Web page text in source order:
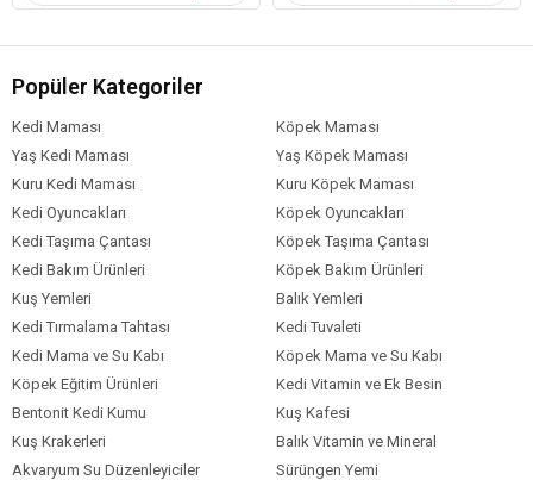
Popüler Kategoriler
Kedi Maması
Köpek Maması
Yaş Kedi Maması
Yaş Köpek Maması
Kuru Kedi Maması
Kuru Köpek Maması
Kedi Oyuncakları
Köpek Oyuncakları
Kedi Taşıma Çantası
Köpek Taşıma Çantası
Kedi Bakım Ürünleri
Köpek Bakım Ürünleri
Kuş Yemleri
Balık Yemleri
Kedi Tırmalama Tahtası
Kedi Tuvaleti
Kedi Mama ve Su Kabı
Köpek Mama ve Su Kabı
Köpek Eğitim Ürünleri
Kedi Vitamin ve Ek Besin
Bentonit Kedi Kumu
Kuş Kafesi
Kuş Krakerleri
Balık Vitamin ve Mineral
Akvaryum Su Düzenleyiciler
Sürüngen Yemi